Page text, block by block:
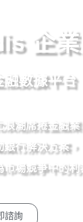
企
融數據平台
浪潮席捲金融
銀行解決方案
市場競爭中的利
諮詢